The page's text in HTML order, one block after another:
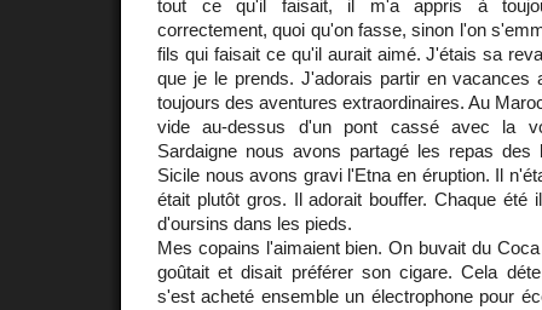
tout ce qu'il faisait, il m'a appris à
correctement, quoi qu'on fasse, sinon l'on
fils qui faisait ce qu'il aurait aimé. J'étais sa
que je le prends. J'adorais partir en vacances
toujours des aventures extraordinaires. Au
vide au-dessus d'un pont cassé avec la
Sardaigne nous avons partagé les repas des
Sicile nous avons gravi l'Etna en éruption. Il
était plutôt gros. Il adorait bouffer. Chaque été
d'oursins dans les pieds.
Mes copains l'aimaient bien. On buvait du
goûtait et disait préférer son cigare. Cela
s'est acheté ensemble un électrophone pour